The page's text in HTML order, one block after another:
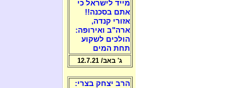
מייד לישראל כי
אתם בסכנה!!
אזורי קנדה,
ארה"ב ואירופה:
הולכים לשקוע
תחת המים
ג' באב/ 12.7.21
הרב יצחק בצרי: